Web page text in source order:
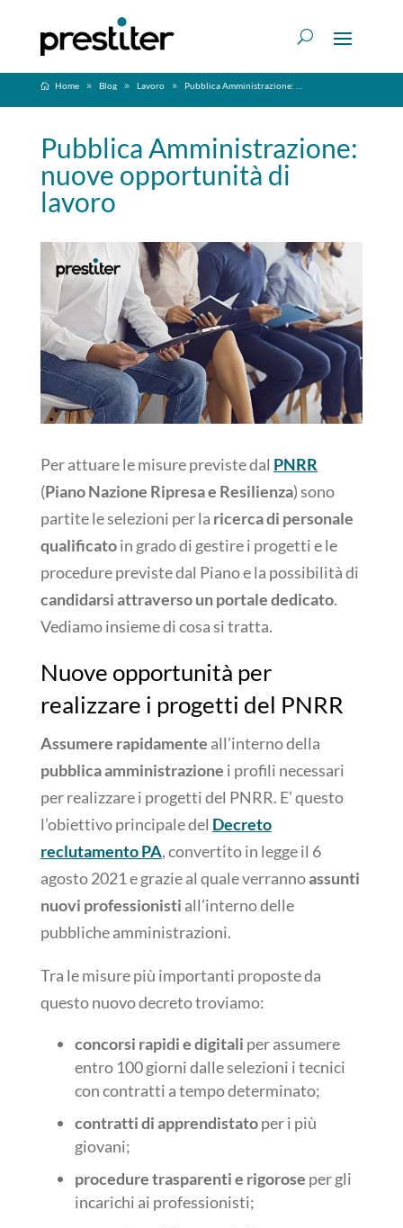
Home Blog Lavoro Pubblica Amministrazione: nuove opportunità di lavoro
Pubblica Amministrazione:
nuove opportunità di
lavoro
Per attuare le misure previste dal PNRR
(Piano Nazione Ripresa e Resilienza) sono
partite le selezioni per la ricerca di personale
qualificatoin grado di gestire i progetti e le
procedure previste dal Piano e la possibilità di
candidarsi attraverso un portale dedicato.
Vediamo insieme di cosa si tratta.
Nuove opportunità per
realizzare i progetti del PNRR
Assumere rapidamente all’interno della
pubblica amministrazione i profili necessari
per realizzare i progetti del PNRR. E’ questo
l’obiettivo principale del Decreto
reclutamento PA, convertito in legge il 6
agosto 2021 e grazie al quale verrannoassunti
nuovi professionisti all’interno delle
pubbliche amministrazioni.
Tra le misure più importanti proposte da
questo nuovo decreto troviamo:
concorsi rapidi e digitali per assumere
entro 100 giorni dalle selezioni i tecnici
con contratti a tempo determinato;
contratti di apprendistatoper i più
giovani;
procedure trasparenti e rigorose per gli
incarichi ai professionisti;